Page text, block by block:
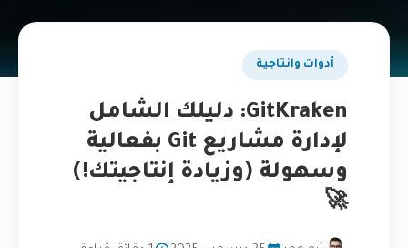
أدوات وانتاجية
GitKraken: دليلك الشامل
لإدارة مشاريع Git بفعالية
وسهولة (وزيادة إنتاجيتك!)
🚀